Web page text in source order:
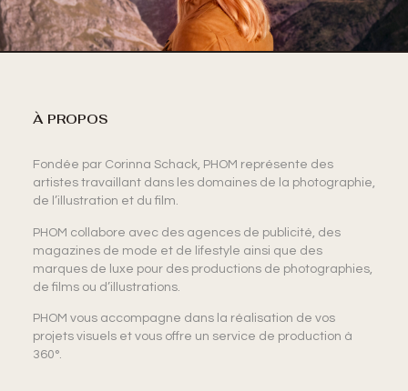
À PROPOS
Fondée par Corinna Schack, PHOM représente des
artistes travaillant dans les domaines de la photographie,
de l’illustration et du film.
PHOM collabore avec des agences de publicité, des
magazines de mode et de lifestyle ainsi que des
marques de luxe pour des productions de photographies,
de films ou d’illustrations.
PHOM vous accompagne dans la réalisation de vos
projets visuels et vous offre un service de production à
360°.